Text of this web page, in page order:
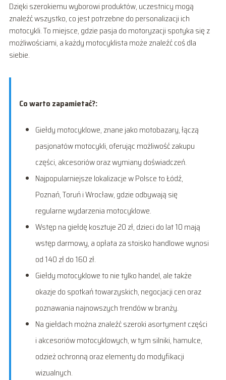
Dzięki szerokiemu wyborowi produktów, uczestnicy mogą
znaleźć wszystko, co jest potrzebne do personalizacji ich
motocykli. To miejsce, gdzie pasja do motoryzacji spotyka się z
możliwościami, a każdy motocyklista może znaleźć coś dla
siebie.
Co warto zapamietać?:
Giełdy motocyklowe, znane jako motobazary, łączą
pasjonatów motocykli, oferując możliwość zakupu
części, akcesoriów oraz wymiany doświadczeń.
Najpopularniejsze lokalizacje w Polsce to Łódź,
Poznań, Toruń i Wrocław, gdzie odbywają się
regularne wydarzenia motocyklowe.
Wstęp na giełdę kosztuje 20 zł, dzieci do lat 10 mają
wstęp darmowy, a opłata za stoisko handlowe wynosi
od 140 zł do 160 zł.
Giełdy motocyklowe to nie tylko handel, ale także
okazje do spotkań towarzyskich, negocjacji cen oraz
poznawania najnowszych trendów w branży.
Na giełdach można znaleźć szeroki asortyment części
i akcesoriów motocyklowych, w tym silniki, hamulce,
odzież ochronną oraz elementy do modyfikacji
wizualnych.